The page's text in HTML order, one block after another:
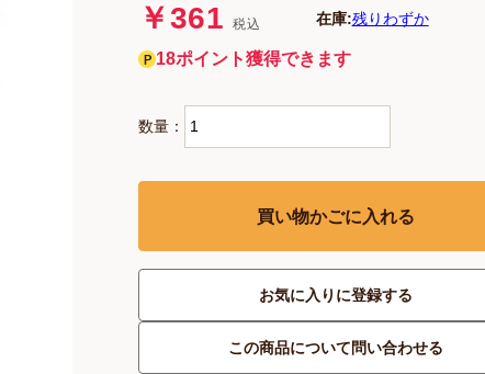
￥361 税込 在庫:残りわずか
18ポイント獲得できます
数量：
買い物かごに入れる
お気に入りに登録する
この商品について問い合わせる